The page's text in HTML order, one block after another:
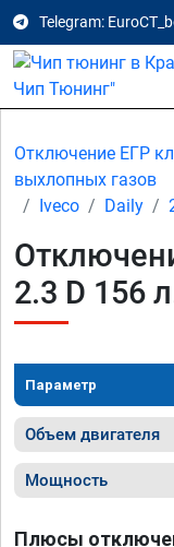
Telegram:
Отключение ЕГР
выхлопных газов
Iveco
Daily
2.3 D 156
Параметр
Объем двигателя
Мощность
Плюсы